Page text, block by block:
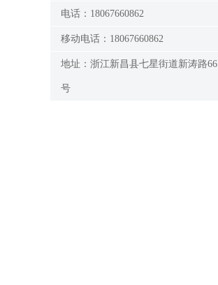
电话：18067660862
移动电话：18067660862
地址：浙江新昌县七星街道新涛路66
号